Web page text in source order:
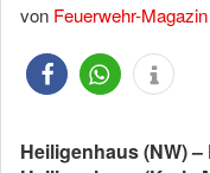
von Feuerwehr-
Heiligenhaus (NW)